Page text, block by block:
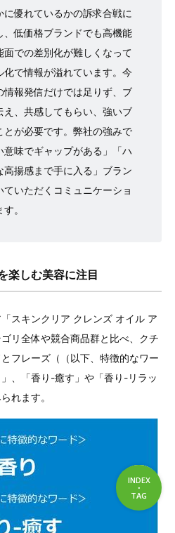
INDEX
TAG
INDEX
・
TAG
優れているかの訴求合戦に
、低価格ブランドでも高機能
での差別化が難しくなって
化で情報が溢れています。今
情報発信だけでは⾜りず、ブ
え、共感してもらい、強いブ
とが必要です。弊社の強みで
味でギャップがある」「ハ
揚感まで手に入る」ブラン
ていただくコミュニケーショ
。
楽しむ美容に注目
スキンクリア クレンズ オイル ア
リ全体や競合商品群と比べ、クチ
フレーズ（（以下、特徴的なワー
、「香り-癒す」や「香り-リラッ
れます。